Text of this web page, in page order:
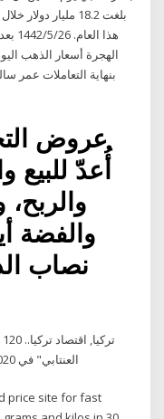
بلغت 18.2 مليار
عروض
أُعدّ
والفضة
نصاب
العنتابي" في 2020 يصفه المزارعون الأتراك بـ"الذهب الأخضر
price site for fast